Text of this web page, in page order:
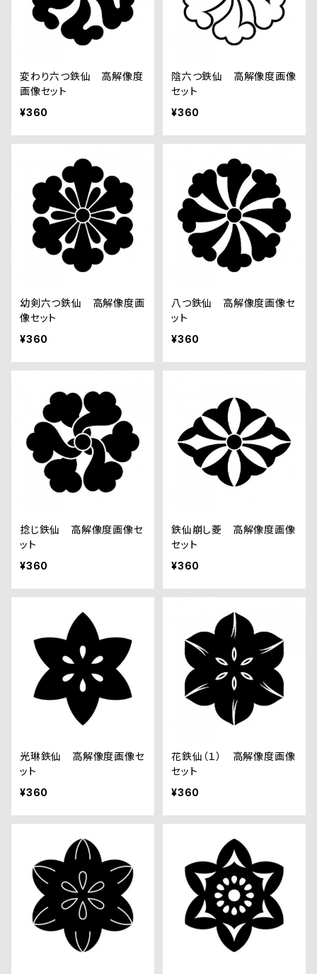
変わり六つ鉄仙 高解像度
画像セット
¥360
陰六つ鉄仙 高解像度画像
セット
¥360
幼剣六つ鉄仙 高解像度画
像セット
¥360
八つ鉄仙 高解像度画像セ
ット
¥360
捻じ鉄仙 高解像度画像セ
ット
¥360
鉄仙崩し菱 高解像度画像
セット
¥360
光琳鉄仙 高解像度画像セ
ット
¥360
花鉄仙（１） 高解像度画像
セット
¥360